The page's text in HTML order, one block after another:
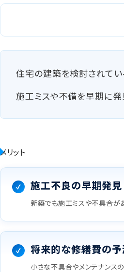
住宅の建築を検討されて
施工ミスや不備を早期に発
メリット
施工不良の早期発見
新築でも施工ミスや不具合が
将来的な修繕費の
小さな不具合やメンテナンス